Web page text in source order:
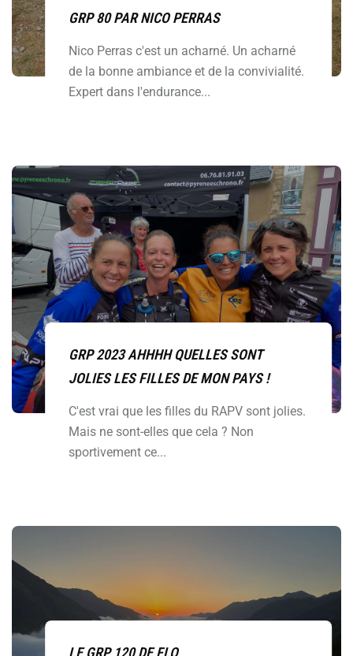
GRP 80 PAR NICO PERRAS
Nico Perras c'est un acharné. Un acharné
de la bonne ambiance et de la convivialité.
Expert dans l'endurance...
GRP 2023 AHHHH QUELLES SONT
JOLIES LES FILLES DE MON PAYS !
C'est vrai que les filles du RAPV sont jolies.
Mais ne sont-elles que cela ? Non
sportivement ce...
LE GRP 120 DE FLO